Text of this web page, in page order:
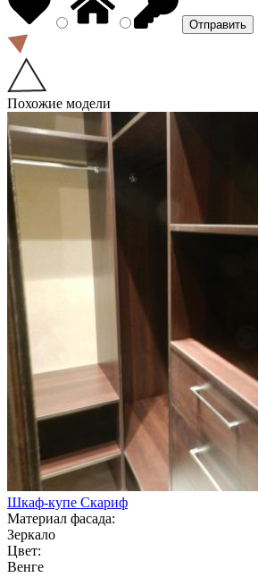
Похожие модели
Шкаф-купе Скариф
Материал фасада:
Зеркало
Цвет:
Венге